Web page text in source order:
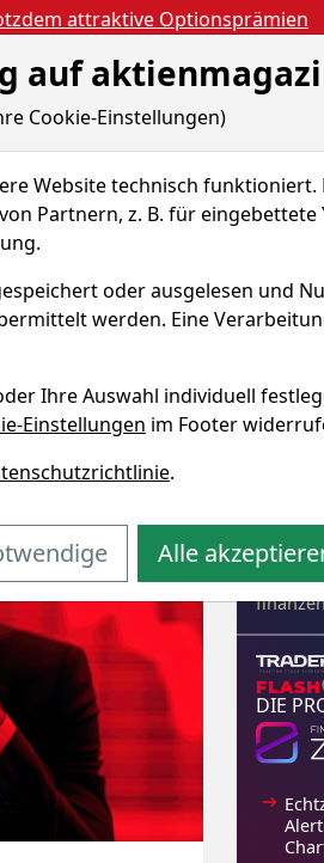
attraktive Optionsprämien
Aktien- undGratis Account
an der Wall Street: Tech-Sektor
PREMIUM
Street:
nach
wirbelt
Handel
DIE
auf
Cookie-Einstellungen)
Website technisch
Partnern, z. B. für eingebettete
oder ausgelesen und
werden. Eine
Ihre Auswahl individuell
Einstellungen im Footer
.
Alle